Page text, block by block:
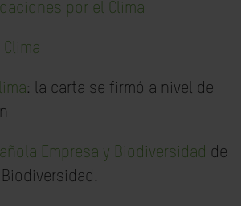
por el Clima
: la carta se firmó a nivel de
Empresa y Biodiversidad de